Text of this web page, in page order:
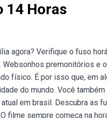
14 Horas
agora? Verifique o fuso
premonitórios e
físico. É por isso que, em
do mundo. Você
em brasil. Descubra as
filme sempre começa na